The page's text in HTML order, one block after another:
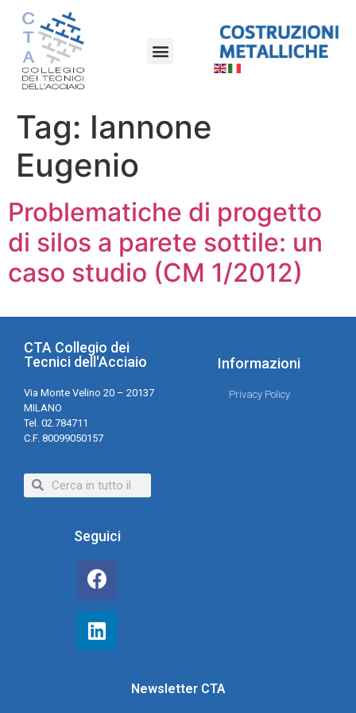
Tag: Iannone
Eugenio
Problematiche di progetto
di silos a parete sottile: un
caso studio (CM 1/2012)
CTA Collegio dei
Tecnici dell'Acciaio
Via Monte Velino 20 – 20137
MILANO
Tel. 02.784711
C.F. 80099050157
Informazioni
Privacy Policy
Seguici
Newsletter CTA